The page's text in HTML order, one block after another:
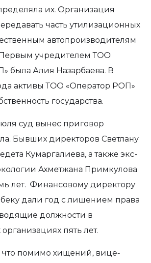
их. Организация
часть утилизационных
автопроизводителям
учредителем ТОО
была Алия Назарбаева. В
активы ТОО «Оператор РОП»
государства.
суд вынес приговор
Бывших директоров Светлану
Кумаргалиева, а также экс-
Ахметжана Примкулова
лет. Финансовому директору
дали год с лишением права
должности в
пять лет.
что помимо хищений, вице-